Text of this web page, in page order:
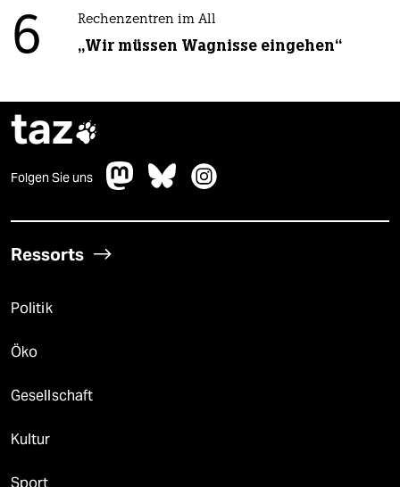
6 Rechenzentren im All
„Wir müssen Wagnisse eingehen“
taz
Folgen Sie uns
Ressorts
Politik
Öko
Gesellschaft
Kultur
Sport